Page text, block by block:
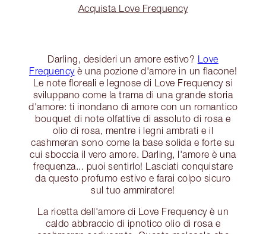
Acquista Love Frequency
Darling, desideri un amore estivo? Love
Frequencyè una pozione d'amore in un flacone!
Le note floreali e legnose di Love Frequency si
sviluppano come la trama di una grande storia
d'amore: ti inondano di amore con un romantico
bouquet di note olfattive di assoluto di rosa e
olio di rosa, mentre i legni ambrati e il
cashmeran sono come la base solida e forte su
cui sboccia il vero amore. Darling, l'amore è una
frequenza... puoi sentirlo! Lasciati conquistare
da questo profumo estivo e farai colpo sicuro
sul tuo ammiratore!
La ricetta dell'amore di Love Frequency è un
caldo abbraccio di ipnotico olio di rosa e